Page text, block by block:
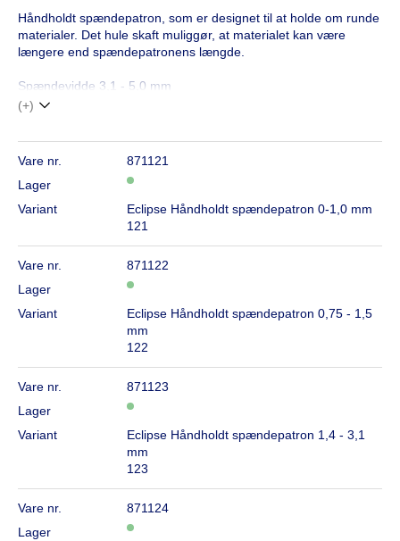
Håndholdt spændepatron, som er designet til at holde om runde
materialer. Det hule skaft muliggør, at materialet kan være
længere end spændepatronens længde.
Spændevidde 3,1 - 5,0 mm
(+)
Vare nr.
871121
Lager
Variant
Eclipse Håndholdt spændepatron 0-1,0 mm
121
Vare nr.
871122
Lager
Variant
Eclipse Håndholdt spændepatron 0,75 - 1,5
mm
122
Vare nr.
871123
Lager
Variant
Eclipse Håndholdt spændepatron 1,4 - 3,1
mm
123
Vare nr.
871124
Lager